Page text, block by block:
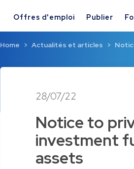
Offres d'emploi Publier
Home Actualités et articles
28/07/22
Notice to
investment
assets